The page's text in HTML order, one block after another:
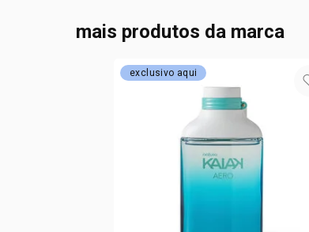
mais produtos da marca
exclusivo aqui